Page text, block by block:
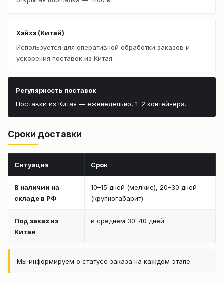
Хэйхэ (Китай)
Используется для оперативной обработки заказов и
ускорения поставок из Китая.
Регулярность поставок
Поставки из Китая — еженедельно, 1–2 контейнера.
Сроки доставки
Ситуация Срок
В наличии на
складе в РФ
10–15 дней (мелкие), 20–30 дней
(крупногабарит)
Под заказ из
Китая
в среднем 30–40 дней
Мы информируем о статусе заказа на каждом этапе.